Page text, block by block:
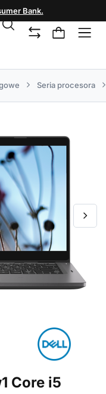
Bank.
Seria procesora
Core i5